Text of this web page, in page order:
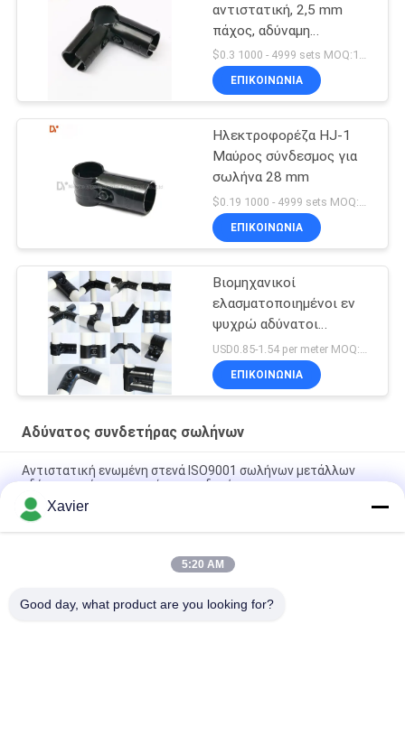
αντιστατική, 2,5 mm
πάχος, αδύναμη
μεταλλική σύνδεση
σωλήνων
$0.3 1000 - 4999 sets MOQ:1000
ΕΠΙΚΟΙΝΩΝΊΑ
Ηλεκτροφορέζα HJ-1
Μαύρος σύνδεσμος για
σωλήνα 28 mm
$0.19 1000 - 4999 sets MOQ:1000
ΕΠΙΚΟΙΝΩΝΊΑ
Βιομηχανικοί
ελασματοποιημένοι εν
ψυχρώ αδύνατοι
συνδετήρες σωλήνων
μετάλλων για τον πάγκο
εργασίας ESD/τον
ΕΠΙΚΟΙΝΩΝΊΑ
Αδύνατος συνδετήρας σωλήνων
Αντιστατική ενωμένη στενά ISO9001 σωλήνων μετάλλων
αδύνατη κρύο πιστοποίηση συνδετήρων
Το πάχος 2.3mm σωλήνας μετάλλων ενώνει/ένωση ραφιών
σωλήνων για το σύστημα γραφείων γραφείων
Το αντιστατικό αδύνατο κρύο συνδετήρων σωλήνων ένωσε
Xavier
5:20 AM
Good day, what product are you looking for?